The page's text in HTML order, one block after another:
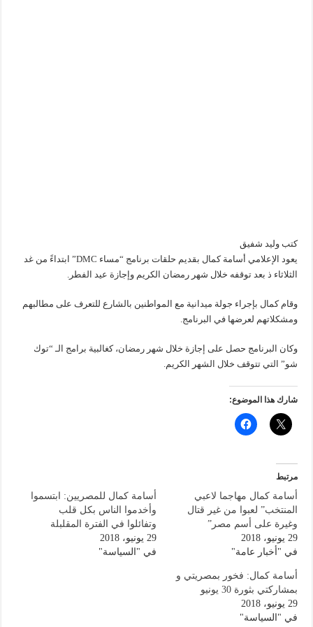
كتب وليد شفيق
يعود الإعلامي أسامة كمال بقديم حلقات برنامج “مساء DMC” ابتداءً من غد
الثلاثاء ذ بعد توقفه خلال شهر رمضان الكريم وإجازة عيد الفطر.
وقام كمال بإجراء جولة ميدانية مع المواطنين بالشارع للتعرف على مطالبهم
ومشكلاتهم لعرضها في البرنامج.
وكان البرنامج حصل على إجازة خلال شهر رمضان، كغالبية برامج الـ “توك
شو” التي تتوقف خلال الشهر الكريم.
شارك هذا الموضوع:
مرتبط
أسامة كمال مهاجما لاعبي
المنتخب” لعبوا من غير قتال
وغيرة على أسم مصر”
29 يونيو، 2018
في "أخبار عامة"
أسامة كمال للمصريين: ابتسموا
وأخدموا الناس بكل قلب
وتفائلوا في الفترة المقلبلة
29 يونيو، 2018
في "السياسة"
أسامة كمال: فخور بمصريتي و
بمشاركتي بثورة 30 يونيو
29 يونيو، 2018
في "السياسة"